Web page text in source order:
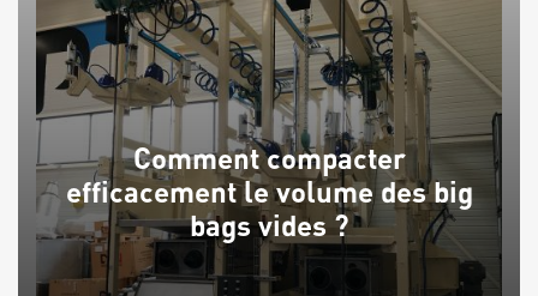
Comment compacter
efficacement le volume des big
bags vides ?